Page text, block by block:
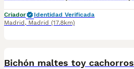
Criador
Identidad Verificada
Madrid , Madrid (17.8km)
Bichón maltes toy cachorros